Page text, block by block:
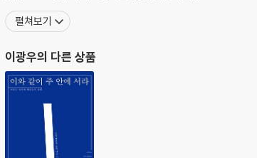
차지도, 뜨겁지도 아니하다(요한계시록 3:14~22) 240
하늘에 보좌를 베풀었고(요한계시록 4:1~8) 258
영광과 존귀와 권능(요한계시록 4:6~11) 273
사자와 어린 양(요한계시록 5:1~7) 288
인(印)들을 열기에 합당하시도다(요한계시록 5:8~14) 302
첫째, 둘째, 셋째, 넷째 인을 떼실 때에(요한계시록 6:1~8) 317
펼쳐보기
이광우의 다른 상품